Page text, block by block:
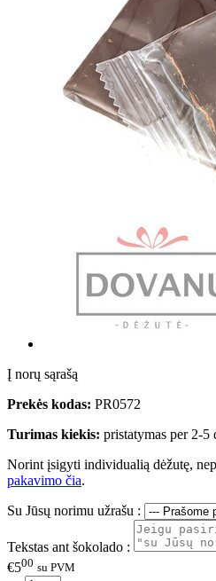
Į norų sąrašą
Prekės kodas: PR0572
Turimas kiekis: pristatymas per 2-5
Norint įsigyti individualią dėžutę,
pakavimo čia.
Su Jūsų norimu užrašu :
Tekstas ant šokolado :
€500 su PVM